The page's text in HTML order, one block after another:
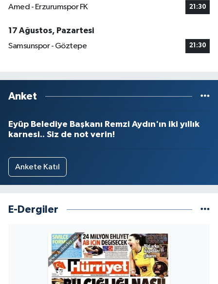
Amed - Erzurumspor FK 21:30
17 Ağustos, Pazartesi
Samsunspor - Göztepe
21:30
Anket
Eyüp Belediye Başkanı Remzi Aydın'ın iki yıllık
karnesi.. Siz de not verin!
Ankete Katıl
E-Dergiler